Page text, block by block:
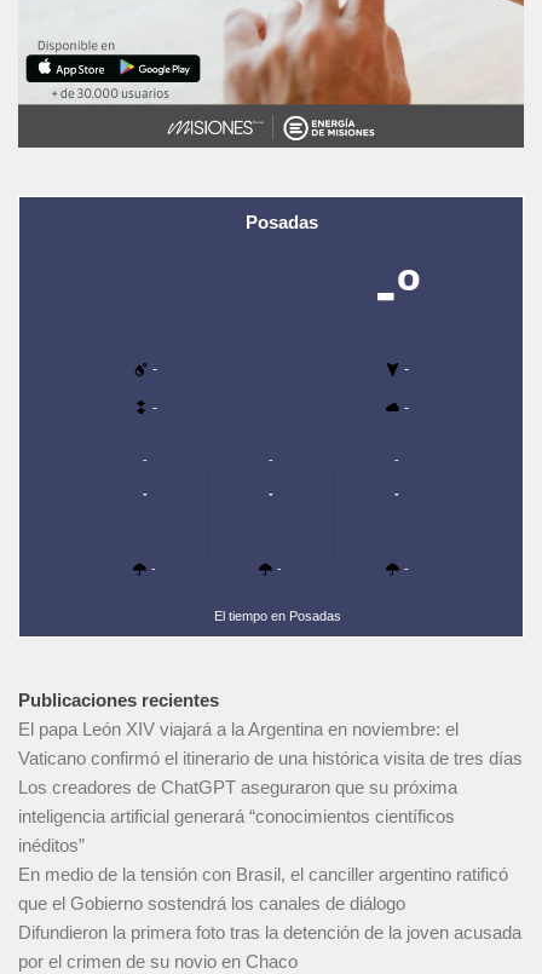
Posadas
-º
- -
- -
-
-
-
-
-
-
-
-
-
El tiempo en Posadas
Publicaciones recientes
El papa León XIV viajará a la Argentina en noviembre: el
Vaticano confirmó el itinerario de una histórica visita de tres días
Los creadores de ChatGPT aseguraron que su próxima
inteligencia artificial generará “conocimientos científicos
inéditos”
En medio de la tensión con Brasil, el canciller argentino ratificó
que el Gobierno sostendrá los canales de diálogo
Difundieron la primera foto tras la detención de la joven acusada
por el crimen de su novio en Chaco